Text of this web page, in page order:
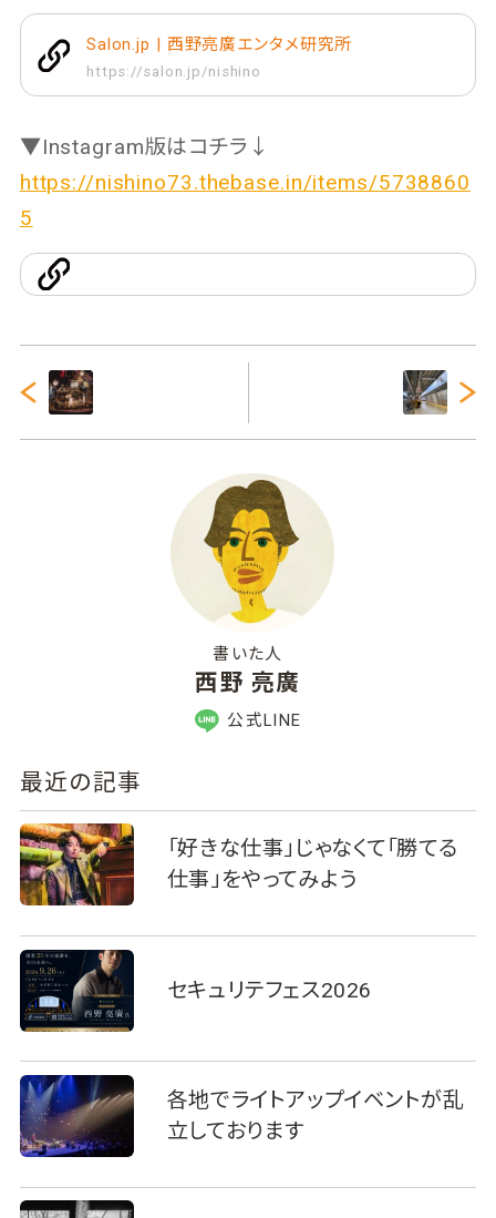
Salon.jp | 西野亮廣エンタメ研究所
https://salon.jp/nishino
▼Instagram版はコチラ↓
https://nishino73.thebase.in/items/5738860
5
書いた人
西野 亮廣
公式LINE
最近の記事
「好きな仕事」じゃなくて「勝てる
仕事」をやってみよう
セキュリテフェス2026
各地でライトアップイベントが乱
立しております